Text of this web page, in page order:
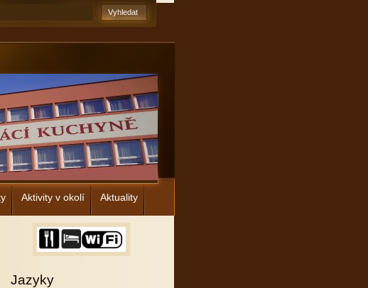
Aktivity v okolí Aktuality
Jazyky